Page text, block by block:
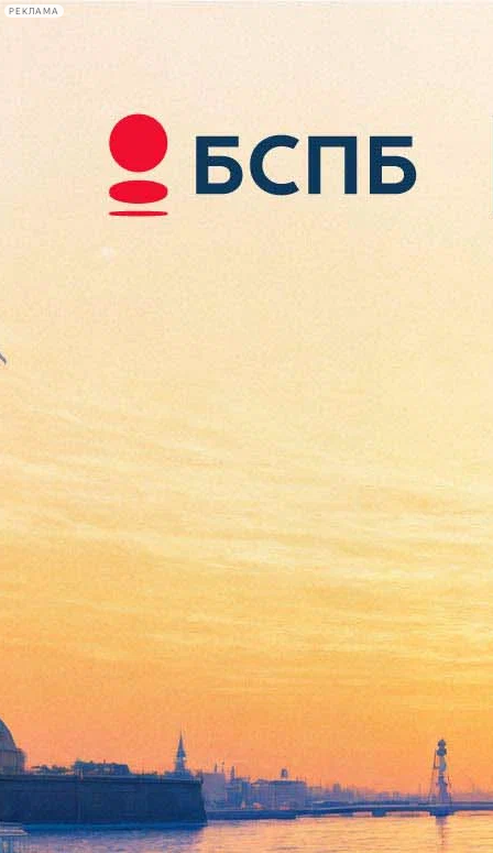
РЕКЛАМА
Сегодня:
2026.08.08
00:56
Афиша Plus